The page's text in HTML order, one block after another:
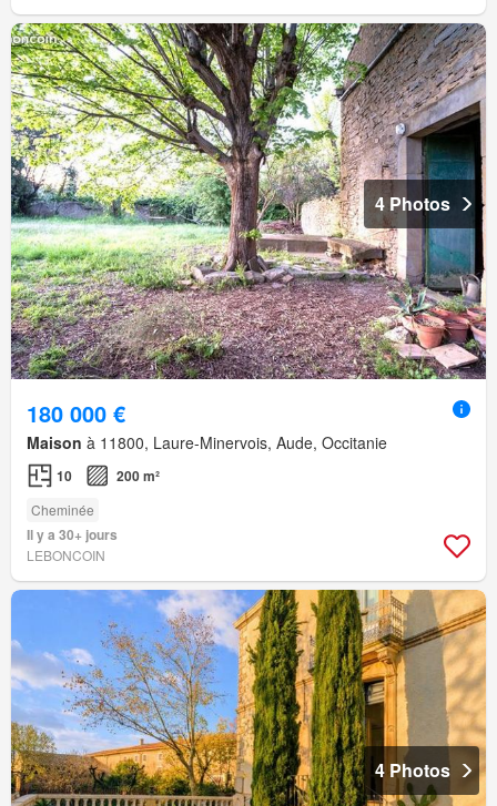
4 Photos
180 000 €
Maison à 11800, Laure-Minervois, Aude, Occitanie
10 200 m²
Cheminée
Il y a 30+ jours
LEBONCOIN
4 Photos